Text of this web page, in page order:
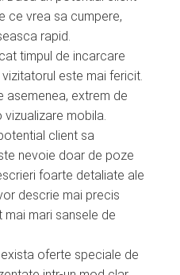
ce vrea sa cumpere,
rapid.
timpul de incarcare
este mai fericit.
asemenea, extrem de
mobila.
client sa
nevoie doar de poze
foarte detaliate ale
descrie mai precis
mari sansele de
oferte speciale de